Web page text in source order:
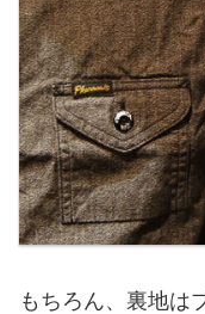
もちろん、裏地は